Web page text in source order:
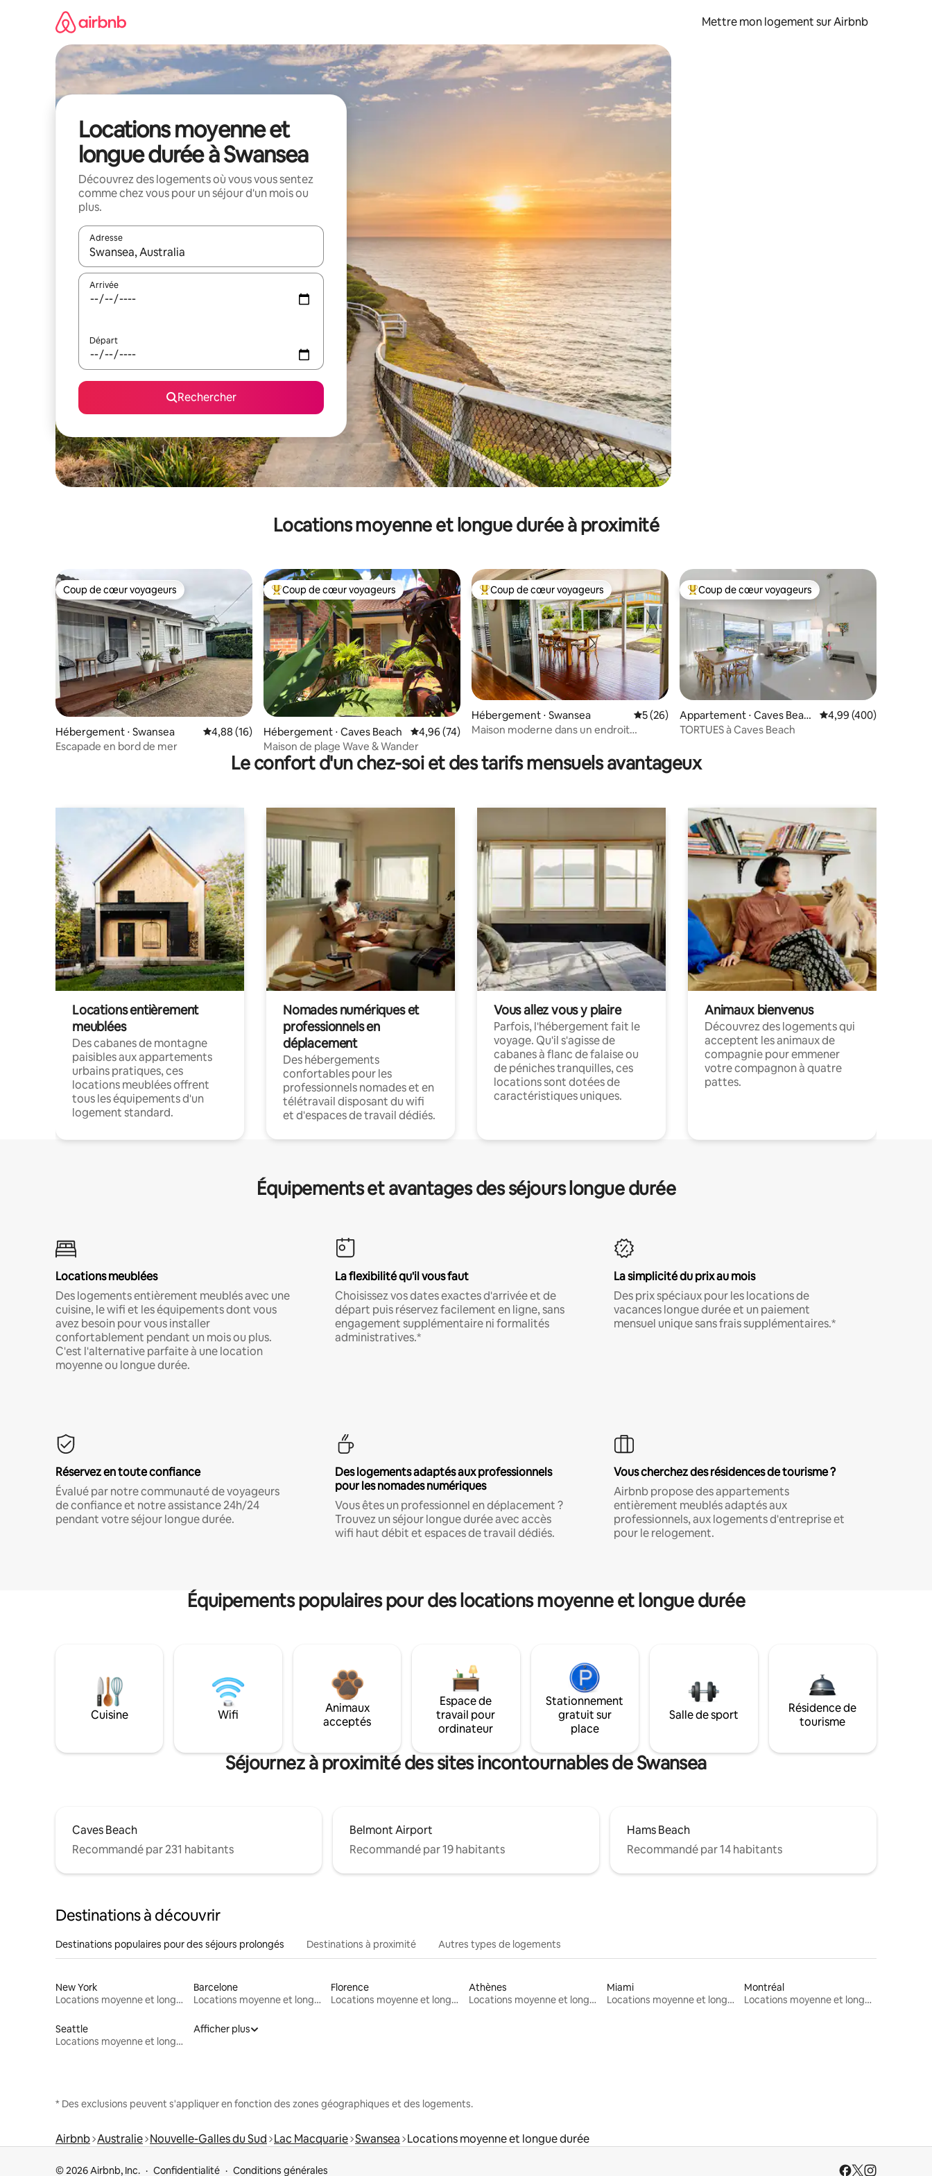
Mettre mon logement sur Airbnb
Locations moyenne et
longue durée à Swansea
Découvrez des logements où vous vous sentez
comme chez vous pour un séjour d'un mois ou
plus.
Adresse
Lorsque les résultats s'affichent, utilisez les flèches vers le haut et vers le bas pour les parcourir ou en appuyant et en faisant glisser.
Arrivée
Départ
Rechercher
Locations moyenne et longue durée à proximité
Coup de cœur voyageurs
Coup de cœur voyageurs
Hébergement ⋅ Swansea Évaluation moyenne sur la base de 16 commentaires : 4,88 sur 5
4,88 (16)
Escapade en bord de mer
Coups de cœur voyageurs les plus appréciés
Coup de cœur voyageurs
Hébergement ⋅ Caves Beach Évaluation moyenne sur la base de 74 commentaires : 4,96 sur 5
4,96 (74)
Maison de plage Wave & Wander
Coups de cœur voyageurs les plus appréciés
Coup de cœur voyageurs
Hébergement ⋅ Swansea Évaluation moyenne sur la base de 26 commentaires : 5 sur 5
5 (26)
Maison moderne dans un endroit
Coups de cœur voyageurs les plus appréciés
Coup de cœur voyageurs
Appartement ⋅ Caves Beac
h
Évaluation moyenne
4,99 (400)
TORTUES à Caves Beach
Le confort d'un chez-soi et des tarifs mensuels avantageux
Locations entièrement
meublées
Des cabanes de montagne
paisibles aux appartements
urbains pratiques, ces
locations meublées offrent
tous les équipements d'un
logement standard.
Nomades numériques et
professionnels en
déplacement
Des hébergements
confortables pour les
professionnels nomades et en
télétravail disposant du wifi
et d'espaces de travail dédiés.
Vous allez vous y plaire
Parfois, l'hébergement fait le
voyage. Qu'il s'agisse de
cabanes à flanc de falaise ou
de péniches tranquilles, ces
locations sont dotées de
caractéristiques uniques.
Animaux bienvenus
Découvrez des logements qui
acceptent les animaux de
compagnie pour emmener
votre compagnon à quatre
pattes.
Équipements et avantages des séjours longue durée
Locations meublées
Des logements entièrement meublés avec une
cuisine, le wifi et les équipements dont vous
avez besoin pour vous installer
confortablement pendant un mois ou plus.
C'est l'alternative parfaite à une location
moyenne ou longue durée.
La flexibilité qu'il vous faut
Choisissez vos dates exactes d'arrivée et de
départ puis réservez facilement en ligne, sans
engagement supplémentaire ni formalités
administratives.*
La simplicité du prix au mois
Des prix spéciaux pour les locations de
vacances longue durée et un paiement
mensuel unique sans frais supplémentaires.*
Réservez en toute confiance
Évalué par notre communauté de voyageurs
de confiance et notre assistance 24h/24
pendant votre séjour longue durée.
Des logements adaptés aux professionnels
pour les nomades numériques
Vous êtes un professionnel en déplacement ?
Trouvez un séjour longue durée avec accès
wifi haut débit et espaces de travail dédiés.
Vous cherchez des résidences de tourisme ?
Airbnb propose des appartements
entièrement meublés adaptés aux
professionnels, aux logements d'entreprise et
pour le relogement.
Équipements populaires pour des locations moyenne et longue durée
Cuisine Wifi
Animaux
acceptés
Espace de
travail pour
ordinateur
Stationnement
gratuit sur
place
Salle de sport
Résidence de
tourisme
Séjournez à proximité des sites incontournables de Swansea
Caves Beach
Recommandé par 231 habitants
Belmont Airport
Recommandé par 19 habitants
Hams Beach
Recommandé par 14 habitants
Destinations à découvrir
Destinations populaires pour des séjours prolongés Destinations à proximité Autres types de logements
New York
Locations moyenne et longue durée
Barcelone
Locations moyenne et longue durée
Florence
Locations moyenne et longue durée
Athènes
Locations moyenne et longue durée
Miami
Locations moyenne et longue durée
Montréal
Locations moyenne et longue durée
Seattle
Locations moyenne et longue durée
Afficher plus
* Des exclusions peuvent s'appliquer en fonction des zones géographiques et des logements.
Airbnb Australie Nouvelle-Galles du Sud Lac Macquarie Swansea Locations moyenne et longue durée
© 2026 Airbnb, Inc. Confidentialité Conditions générales